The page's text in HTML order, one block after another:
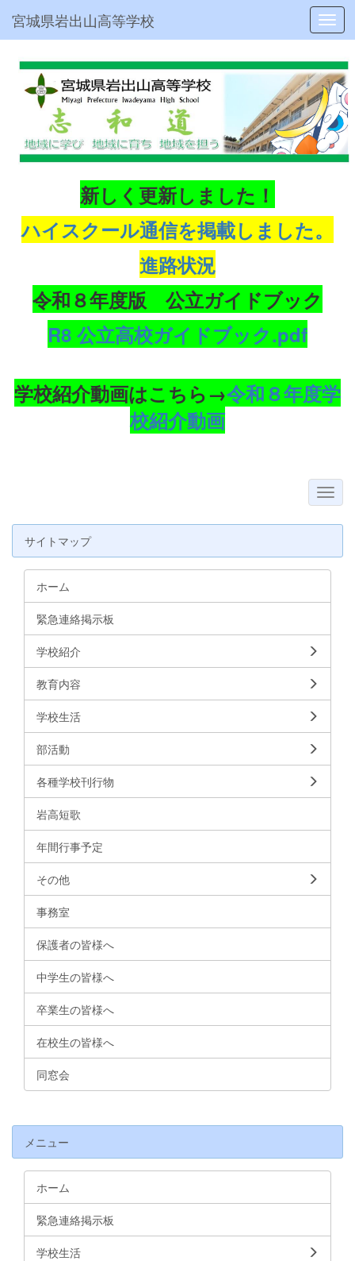
宮城県岩出山高等学校
新しく更新しました！
ハイスクール通信を掲載しました。
進路状況
令和８年度版 公立ガイドブック
R8 公立高校ガイドブック.pdf
学校紹介動画はこちら→令和８年度学
校紹介動画
サイトマップ
ホーム
緊急連絡掲示板
学校紹介
教育内容
学校生活
部活動
各種学校刊行物
岩高短歌
年間行事予定
その他
事務室
保護者の皆様へ
中学生の皆様へ
卒業生の皆様へ
在校生の皆様へ
同窓会
メニュー
ホーム
緊急連絡掲示板
学校生活